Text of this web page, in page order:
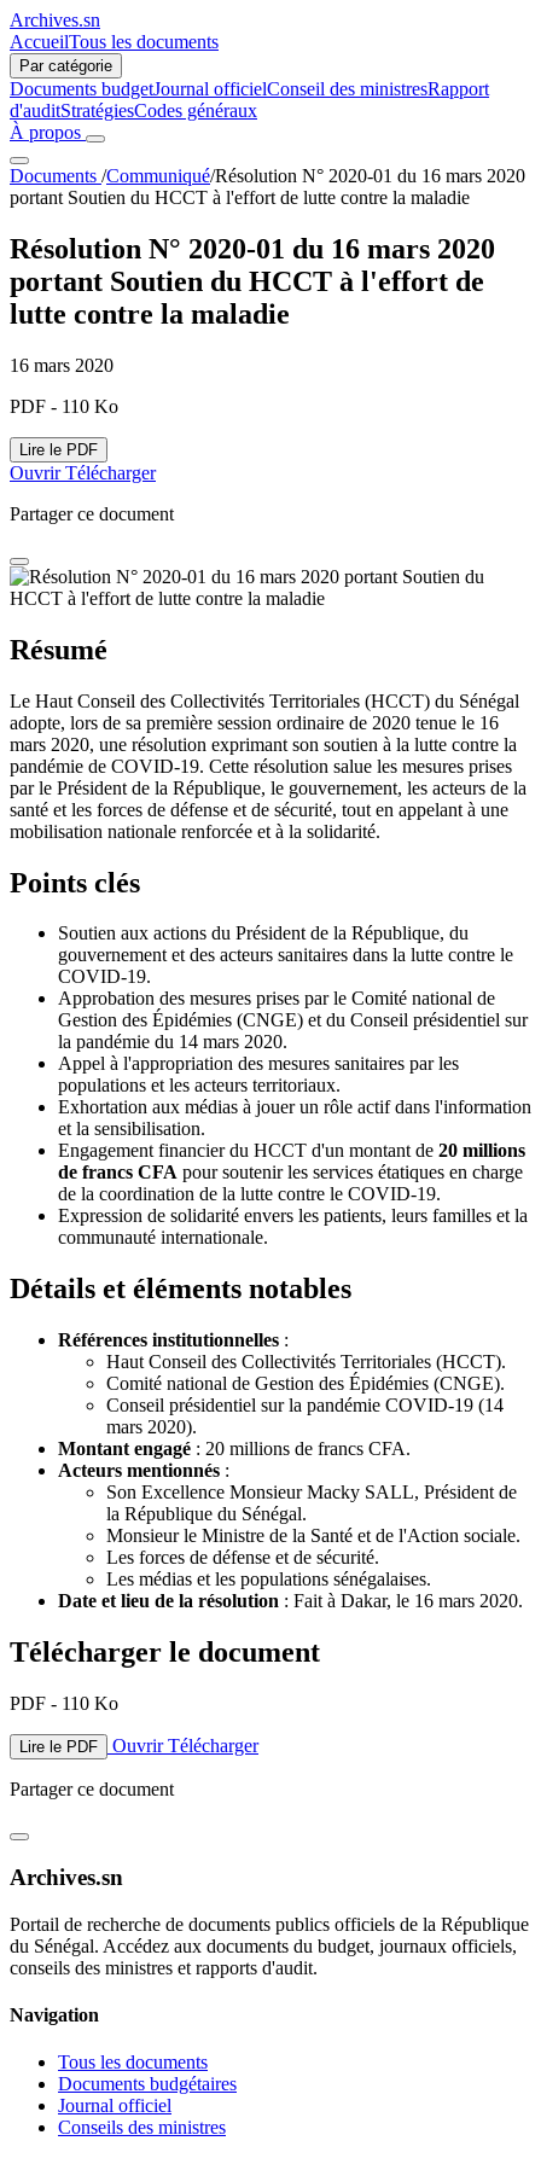
Archives.sn
AccueilTous les documents
Par catégorie
Documents budgetJournal officielConseil des ministresRapport
d'auditStratégiesCodes généraux
À propos
Documents /Communiqué/Résolution N° 2020-01 du 16 mars 2020
portant Soutien du HCCT à l'effort de lutte contre la maladie
Résolution N° 2020-01 du 16 mars 2020
portant Soutien du HCCT à l'effort de
lutte contre la maladie
16 mars 2020
PDF - 110 Ko
Lire le PDF
OuvrirTélécharger
Partager ce document
Résumé
Le Haut Conseil des Collectivités Territoriales (HCCT) du Sénégal
adopte, lors de sa première session ordinaire de 2020 tenue le 16
mars 2020, une résolution exprimant son soutien à la lutte contre la
pandémie de COVID-19. Cette résolution salue les mesures prises
par le Président de la République, le gouvernement, les acteurs de la
santé et les forces de défense et de sécurité, tout en appelant à une
mobilisation nationale renforcée et à la solidarité.
Points clés
Soutien aux actions du Président de la République, du
gouvernement et des acteurs sanitaires dans la lutte contre le
COVID-19.
Approbation des mesures prises par le Comité national de
Gestion des Épidémies (CNGE) et du Conseil présidentiel sur
la pandémie du 14 mars 2020.
Appel à l'appropriation des mesures sanitaires par les
populations et les acteurs territoriaux.
Exhortation aux médias à jouer un rôle actif dans l'information
et la sensibilisation.
Engagement financier du HCCT d'un montant de 20 millions
de francs CFA pour soutenir les services étatiques en charge
de la coordination de la lutte contre le COVID-19.
Expression de solidarité envers les patients, leurs familles et la
communauté internationale.
Détails et éléments notables
Références institutionnelles :
Haut Conseil des Collectivités Territoriales (HCCT).
Comité national de Gestion des Épidémies (CNGE).
Conseil présidentiel sur la pandémie COVID-19 (14
mars 2020).
Montant engagé : 20 millions de francs CFA.
Acteurs mentionnés :
Son Excellence Monsieur Macky SALL, Président de
la République du Sénégal.
Monsieur le Ministre de la Santé et de l'Action sociale.
Les forces de défense et de sécurité.
Les médias et les populations sénégalaises.
Date et lieu de la résolution : Fait à Dakar, le 16 mars 2020.
Télécharger le document
PDF - 110 Ko
Lire le PDF OuvrirTélécharger
Partager ce document
Archives.sn
Portail de recherche de documents publics officiels de la République
du Sénégal. Accédez aux documents du budget, journaux officiels,
conseils des ministres et rapports d'audit.
Navigation
Tous les documents
Documents budgétaires
Journal officiel
Conseils des ministres